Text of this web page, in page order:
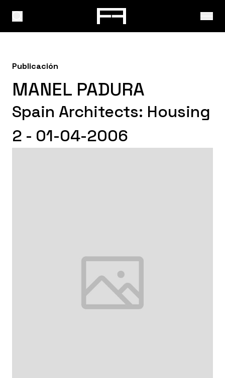
Publicación
MANEL PADURA
Spain Architects: Housing
2 - 01-04-2006